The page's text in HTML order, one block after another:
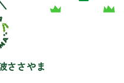
ささやま